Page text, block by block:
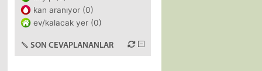
kan aranıyor (0)
ev/kalacak yer (0)
SON CEVAPLANANLAR